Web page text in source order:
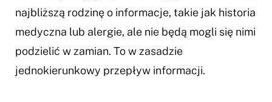
najbliższą rodzinę o informacje, takie jak historia
medyczna lub alergie, ale nie będą mogli się nimi
podzielić w zamian. To w zasadzie
jednokierunkowy przepływ informacji.